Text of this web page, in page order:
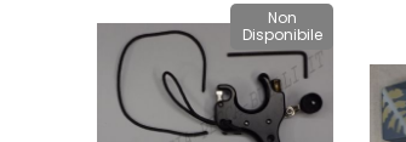
Non
Disponibile